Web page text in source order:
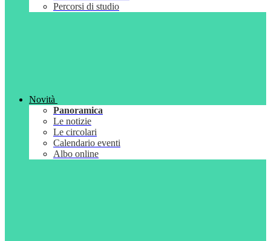
Percorsi di studio
Novità
Panoramica
Le notizie
Le circolari
Calendario eventi
Albo online